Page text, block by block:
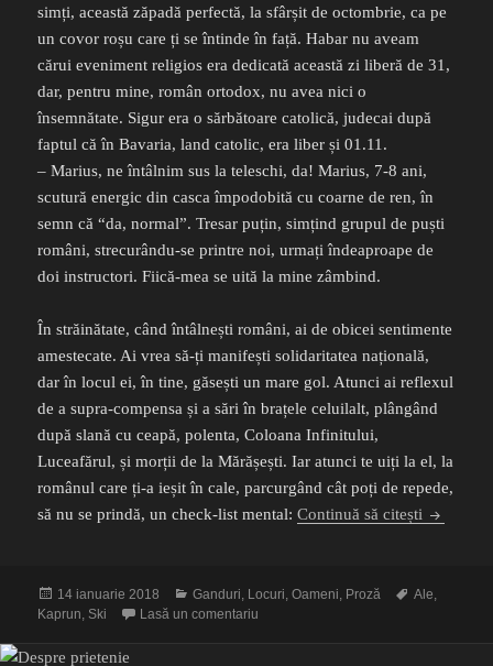
simți, această zăpadă perfectă, la sfârșit de octombrie, ca pe
un covor roșu care ți se întinde în față. Habar nu aveam
cărui eveniment religios era dedicată această zi liberă de 31,
dar, pentru mine, român ortodox, nu avea nici o
însemnătate. Sigur era o sărbătoare catolică, judecai după
faptul că în Bavaria, land catolic, era liber și 01.11.
– Marius, ne întâlnim sus la teleschi, da! Marius, 7-8 ani,
scutură energic din casca împodobită cu coarne de ren, în
semn că “da, normal”. Tresar puțin, simțind grupul de puști
români, strecurându-se printre noi, urmați îndeaproape de
doi instructori. Fiică-mea se uită la mine zâmbind.
În străinătate, când întâlnești români, ai de obicei sentimente
amestecate. Ai vrea să-ți manifești solidaritatea națională,
dar în locul ei, în tine, găsești un mare gol. Atunci ai reflexul
de a supra-compensa și a sări în brațele celuilalt, plângând
după slană cu ceapă, polenta, Coloana Infinitului,
Luceafărul, și morții de la Mărășești. Iar atunci te uiți la el, la
românul care ți-a ieșit în cale, parcurgând cât poți de repede,
să nu se prindă, un check-list mental:Continuă să citești Spyder
Publicat
pe
14 ianuarie 2018 Categorii
Ganduri, Locuri,Oameni, Proză Etichete
Ale,
Kaprun, Ski Lasă un comentariu